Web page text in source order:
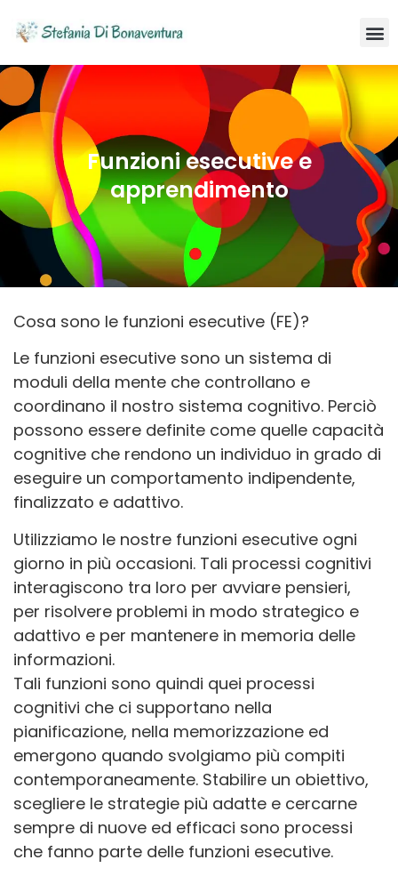
Funzioni esecutive e
apprendimento
Cosa sono le funzioni esecutive (FE)?
Le funzioni esecutive sono un sistema di
moduli della mente che controllano e
coordinano il nostro sistema cognitivo. Perciò
possono essere definite come quelle capacità
cognitive che rendono un individuo in grado di
eseguire un comportamento indipendente,
finalizzato e adattivo.
Utilizziamo le nostre funzioni esecutive ogni
giorno in più occasioni. Tali processi cognitivi
interagiscono tra loro per avviare pensieri,
per risolvere problemi in modo strategico e
adattivo e per mantenere in memoria delle
informazioni.
Tali funzioni sono quindi quei processi
cognitivi che ci supportano nella
pianificazione, nella memorizzazione ed
emergono quando svolgiamo più compiti
contemporaneamente. Stabilire un obiettivo,
scegliere le strategie più adatte e cercarne
sempre di nuove ed efficaci sono processi
che fanno parte delle funzioni esecutive.